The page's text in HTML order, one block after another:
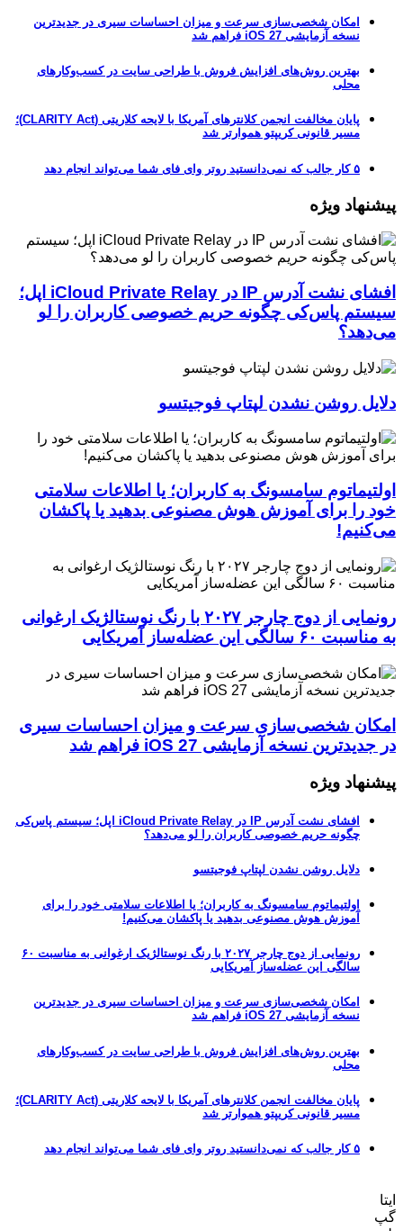
امکان شخصی‌سازی سرعت و میزان احساسات سیری در جدیدترین
نسخه آزمایشی iOS 27 فراهم شد
بهترین روش‌های افزایش فروش با طراحی سایت در کسب‌وکارهای
محلی
پایان مخالفت انجمن کلانترهای آمریکا با لایحه کلاریتی (CLARITY Act)؛
مسیر قانونی کریپتو هموارتر شد
۵ کار جالب که نمی‌دانستید روتر وای فای شما می‌تواند انجام دهد
پیشنهاد ویژه
افشای نشت آدرس IP در iCloud Private Relay اپل؛
سیستم پاس‌کی چگونه حریم خصوصی کاربران را لو
می‌دهد؟
دلایل روشن نشدن لپتاپ فوجیتسو
اولتیماتوم سامسونگ به کاربران؛ یا اطلاعات سلامتی
خود را برای آموزش هوش مصنوعی بدهید یا پاکشان
می‌کنیم!
رونمایی از دوج چارجر ۲۰۲۷ با رنگ نوستالژیک ارغوانی
به مناسبت ۶۰ سالگی این عضله‌ساز آمریکایی
امکان شخصی‌سازی سرعت و میزان احساسات سیری
در جدیدترین نسخه آزمایشی iOS 27 فراهم شد
پیشنهاد ویژه
افشای نشت آدرس IP در iCloud Private Relay اپل؛ سیستم پاس‌کی
چگونه حریم خصوصی کاربران را لو می‌دهد؟
دلایل روشن نشدن لپتاپ فوجیتسو
اولتیماتوم سامسونگ به کاربران؛ یا اطلاعات سلامتی خود را برای
آموزش هوش مصنوعی بدهید یا پاکشان می‌کنیم!
رونمایی از دوج چارجر ۲۰۲۷ با رنگ نوستالژیک ارغوانی به مناسبت ۶۰
سالگی این عضله‌ساز آمریکایی
امکان شخصی‌سازی سرعت و میزان احساسات سیری در جدیدترین
نسخه آزمایشی iOS 27 فراهم شد
بهترین روش‌های افزایش فروش با طراحی سایت در کسب‌وکارهای
محلی
پایان مخالفت انجمن کلانترهای آمریکا با لایحه کلاریتی (CLARITY Act)؛
مسیر قانونی کریپتو هموارتر شد
۵ کار جالب که نمی‌دانستید روتر وای فای شما می‌تواند انجام دهد
ایتا
گپ